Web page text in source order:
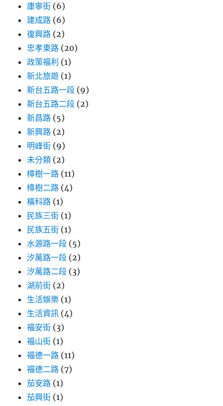
康寧街 (6)
建成路 (6)
復興路 (2)
忠孝東路 (20)
政策福利 (1)
新北旅遊 (1)
新台五路一段 (9)
新台五路二段 (2)
新昌路 (5)
新興路 (2)
明峰街 (9)
未分類 (2)
樟樹一路 (11)
樟樹二路 (4)
橫科路 (1)
民族三街 (1)
民族五街 (1)
水源路一段 (5)
汐萬路一段 (2)
汐萬路二段 (3)
湖前街 (2)
生活娛樂 (1)
生活資訊 (4)
福安街 (3)
福山街 (1)
福德一路 (11)
福德二路 (7)
茄安路 (1)
茄興街 (1)